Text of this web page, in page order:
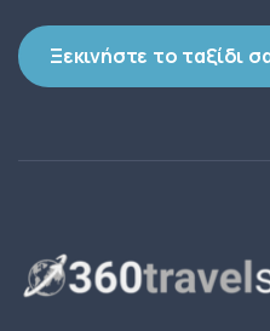
Ξεκινήστε το ταξίδι